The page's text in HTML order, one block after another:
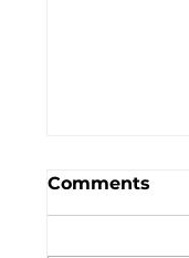
Comments